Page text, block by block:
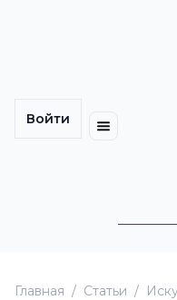
Войти
Главная Статьи